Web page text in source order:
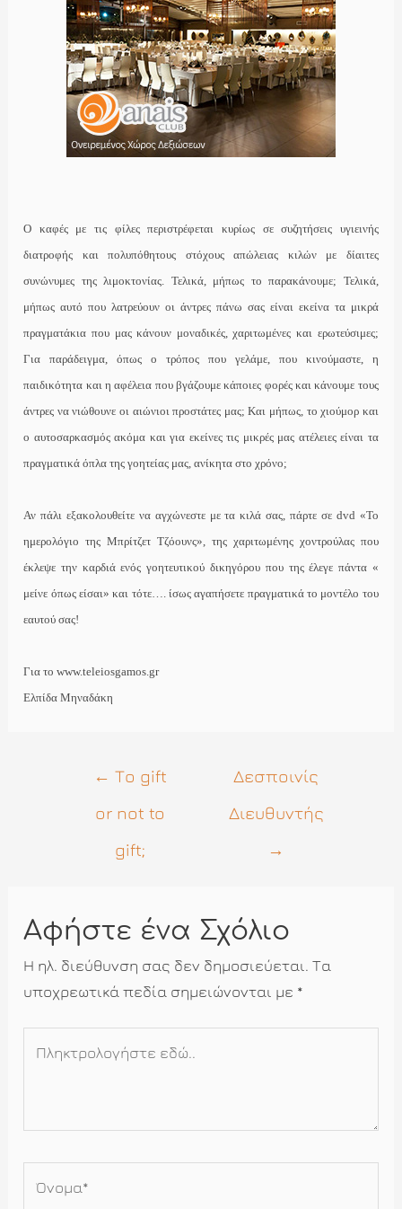
Ο καφές με τις φίλες περιστρέφεται κυρίως σε συζητήσεις υγιεινής
διατροφής και πολυπόθητους στόχους απώλειας κιλών με δίαιτες
συνώνυμες της λιμοκτονίας. Τελικά, μήπως το παρακάνουμε; Τελικά,
μήπως αυτό που λατρεύουν οι άντρες πάνω σας είναι εκείνα τα μικρά
πραγματάκια που μας κάνουν μοναδικές, χαριτωμένες και ερωτεύσιμες;
Για παράδειγμα, όπως ο τρόπος που γελάμε, που κινούμαστε, η
παιδικότητα και η αφέλεια που βγάζουμε κάποιες φορές και κάνουμε τους
άντρες να νιώθουνε οι αιώνιοι προστάτες μας; Και μήπως, το χιούμορ και
ο αυτοσαρκασμός ακόμα και για εκείνες τις μικρές μας ατέλειες είναι τα
πραγματικά όπλα της γοητείας μας, ανίκητα στο χρόνο;
Αν πάλι εξακολουθείτε να αγχώνεστε με τα κιλά σας, πάρτε σε dvd «Το
ημερολόγιο της Μπρίτζετ Τζόουνς», της χαριτωμένης χοντρούλας που
έκλεψε την καρδιά ενός γοητευτικού δικηγόρου που της έλεγε πάντα «
μείνε όπως είσαι» και τότε…. ίσως αγαπήσετε πραγματικά το μοντέλο του
εαυτού σας!
Για τοwww.teleiosgamos .gr
Ελπίδα Μηναδάκη
Πλοήγηση
← Τo gift
or not to
gift;
Δεσποινίς
Διευθυντής
→
Αφήστε ένα Σχόλιο
Η ηλ. διεύθυνση σας δεν δημοσιεύεται. Τα
υποχρεωτικά πεδία σημειώνονται με *